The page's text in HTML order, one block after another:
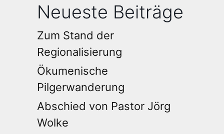
Neueste Beiträge
Zum Stand der
Regionalisierung
Ökumenische
Pilgerwanderung
Abschied von Pastor Jörg
Wolke